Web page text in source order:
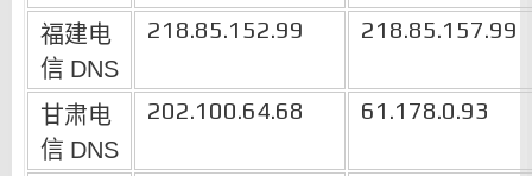
福建电
信 DNS
218.85.152.99 218.85.157.99
甘肃电
信 DNS
202.100.64.68 61.178.0.93